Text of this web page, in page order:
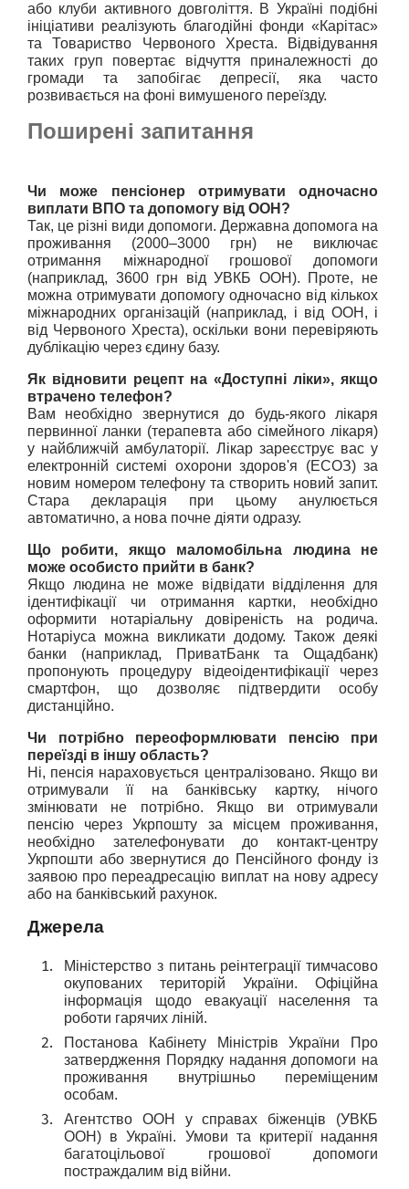
або клуби активного довголіття. В Україні подібні
ініціативи реалізують благодійні фонди «Карітас»
та Товариство Червоного Хреста. Відвідування
таких груп повертає відчуття приналежності до
громади та запобігає депресії, яка часто
розвивається на фоні вимушеного переїзду.
Поширені запитання
Чи може пенсіонер отримувати одночасно
виплати ВПО та допомогу від ООН?
Так, це різні види допомоги. Державна допомога на
проживання (2000–3000 грн) не виключає
отримання міжнародної грошової допомоги
(наприклад, 3600 грн від УВКБ ООН). Проте, не
можна отримувати допомогу одночасно від кількох
міжнародних організацій (наприклад, і від ООН, і
від Червоного Хреста), оскільки вони перевіряють
дублікацію через єдину базу.
Як відновити рецепт на «Доступні ліки», якщо
втрачено телефон?
Вам необхідно звернутися до будь-якого лікаря
первинної ланки (терапевта або сімейного лікаря)
у найближчій амбулаторії. Лікар зареєструє вас у
електронній системі охорони здоров'я (ЕСОЗ) за
новим номером телефону та створить новий запит.
Стара декларація при цьому анулюється
автоматично, а нова почне діяти одразу.
Що робити, якщо маломобільна людина не
може особисто прийти в банк?
Якщо людина не може відвідати відділення для
ідентифікації чи отримання картки, необхідно
оформити нотаріальну довіреність на родича.
Нотаріуса можна викликати додому. Також деякі
банки (наприклад, ПриватБанк та Ощадбанк)
пропонують процедуру відеоідентифікації через
смартфон, що дозволяє підтвердити особу
дистанційно.
Чи потрібно переоформлювати пенсію при
переїзді в іншу область?
Ні, пенсія нараховується централізовано. Якщо ви
отримували її на банківську картку, нічого
змінювати не потрібно. Якщо ви отримували
пенсію через Укрпошту за місцем проживання,
необхідно зателефонувати до контакт-центру
Укрпошти або звернутися до Пенсійного фонду із
заявою про переадресацію виплат на нову адресу
або на банківський рахунок.
Джерела
Міністерство з питань реінтеграції тимчасово
окупованих територій України. Офіційна
інформація щодо евакуації населення та
роботи гарячих ліній.
Постанова Кабінету Міністрів України Про
затвердження Порядку надання допомоги на
проживання внутрішньо переміщеним
особам.
Агентство ООН у справах біженців (УВКБ
ООН) в Україні. Умови та критерії надання
багатоцільової грошової допомоги
постраждалим від війни.